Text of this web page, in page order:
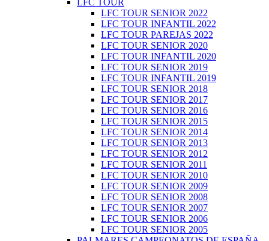
LFC TOUR
LFC TOUR SENIOR 2022
LFC TOUR INFANTIL 2022
LFC TOUR PAREJAS 2022
LFC TOUR SENIOR 2020
LFC TOUR INFANTIL 2020
LFC TOUR SENIOR 2019
LFC TOUR INFANTIL 2019
LFC TOUR SENIOR 2018
LFC TOUR SENIOR 2017
LFC TOUR SENIOR 2016
LFC TOUR SENIOR 2015
LFC TOUR SENIOR 2014
LFC TOUR SENIOR 2013
LFC TOUR SENIOR 2012
LFC TOUR SENIOR 2011
LFC TOUR SENIOR 2010
LFC TOUR SENIOR 2009
LFC TOUR SENIOR 2008
LFC TOUR SENIOR 2007
LFC TOUR SENIOR 2006
LFC TOUR SENIOR 2005